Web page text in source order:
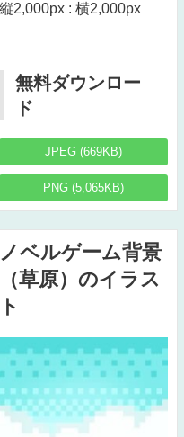
縦2,000px : 横2,000px
無料ダウンロー
ド
JPEG (669KB)
PNG (5,065KB)
ノベルゲーム背景
（草原）のイラス
ト